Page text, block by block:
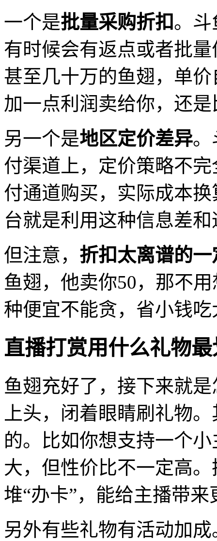
一个是批量采购折扣。斗
有时候会有返点或者批
甚至几十万的鱼翅，单
加一点利润卖给你，还
另一个是地区定价差异。
付渠道上，定价策略不
付通道购买，实际成本
台就是利用这种信息差
但注意， 折扣太离谱的
鱼翅，他卖你50，那不
种便宜不能贪，省小钱吃
直播打赏用什么礼物
鱼翅充好了，接下来就
上头，闭着眼睛刷礼物
的。比如你想支持一个
大，但性价比不一定高
堆“办卡”，能给主播带
另外有些礼物有活动加